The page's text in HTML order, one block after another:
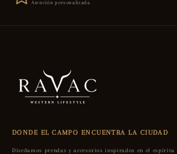
Atención personalizada
DONDE EL CAMPO ENCUENTRA LA CIUDAD
Diseñamos prendas y accesorios inspirados en el espíritu